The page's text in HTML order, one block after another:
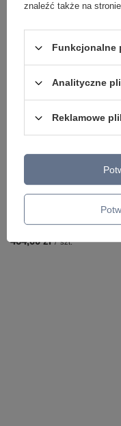
Lampa sufitowa okręgi
Direkt 14116-55
464,00 zł / szt.
znaleźć także na stronie
Funkcjonalne
Analityczne
Reklamowe